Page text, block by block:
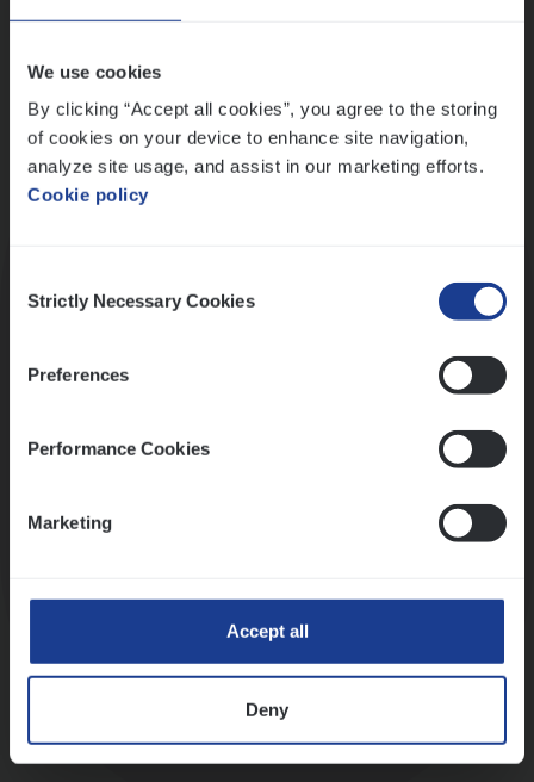
We use cookies
By clicking “Accept all cookies”, you agree to the storing
of cookies on your device to enhance site navigation,
analyze site usage, and assist in our marketing efforts.
Cookie policy
Selection
Strictly Necessary Cookies
Preferences
Performance Cookies
Marketing
Accept all
Deny